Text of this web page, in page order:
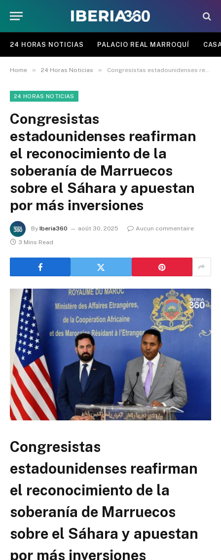
24 HORAS NOTICIAS PALACIO REAL MARROQUÍ
Home » 24 Horas Noticias » Congresistas estadounidenses reafirman el reconocimiento de la soberanía de Marruecos sobre el Sáhara y apuestan por más inversiones
24 HORAS NOTICIAS
Congresistas
estadounidenses reafirman
el reconocimiento de la
soberanía de Marruecos
sobre el Sáhara y apuestan
por más inversiones
By Iberia360 août 30, 2025
Aucun commentaire
3 Mins Read
Congresistas
estadounidenses reafirman
el reconocimiento de la
soberanía de Marruecos
sobre el Sáhara y apuestan
por más inversiones